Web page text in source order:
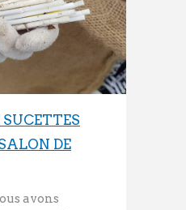
DE
avons